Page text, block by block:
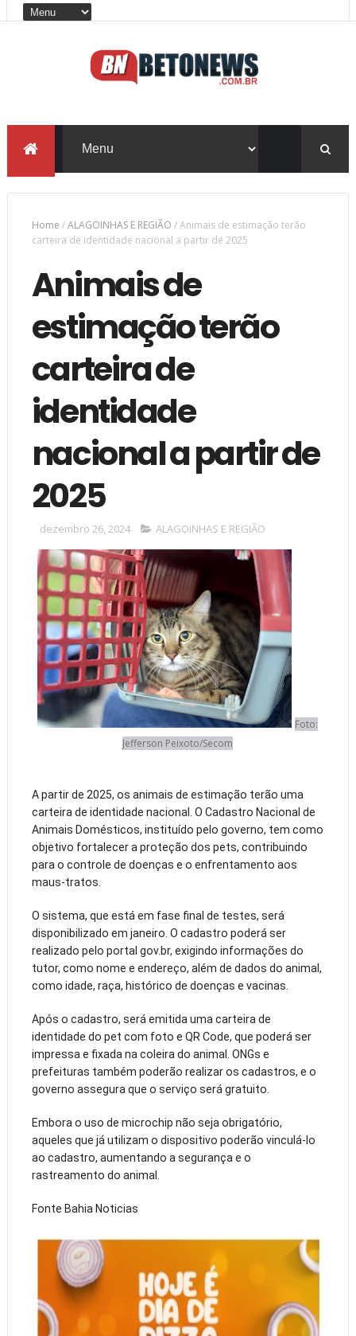
Home /ALAGOINHAS E REGIÃO /Animais de estimação terão
carteira de identidade nacional a partir de 2025
Animais de
estimação terão
carteira de
identidade
nacional a partir de
2025
dezembro 26, 2024 ALAGOINHAS E REGIÃO
Foto:
Jefferson Peixoto/Secom
A partir de 2025, os animais de estimação terão uma
carteira de identidade nacional. O Cadastro Nacional de
Animais Domésticos, instituído pelo governo, tem como
objetivo fortalecer a proteção dos pets, contribuindo
para o controle de doenças e o enfrentamento aos
maus-tratos.
O sistema, que está em fase final de testes, será
disponibilizado em janeiro. O cadastro poderá ser
realizado pelo portal gov.br, exigindo informações do
tutor, como nome e endereço, além de dados do animal,
como idade, raça, histórico de doenças e vacinas.
Após o cadastro, será emitida uma carteira de
identidade do pet com foto e QR Code, que poderá ser
impressa e fixada na coleira do animal. ONGs e
prefeituras também poderão realizar os cadastros, e o
governo assegura que o serviço será gratuito.
Embora o uso de microchip não seja obrigatório,
aqueles que já utilizam o dispositivo poderão vinculá-lo
ao cadastro, aumentando a segurança e o
rastreamento do animal.
Fonte Bahia Noticias